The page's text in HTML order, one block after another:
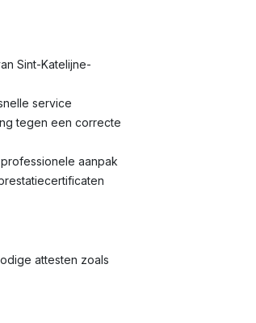
Sint-Katelijne-
service
tegen een correcte
aanpak
attesten zoals